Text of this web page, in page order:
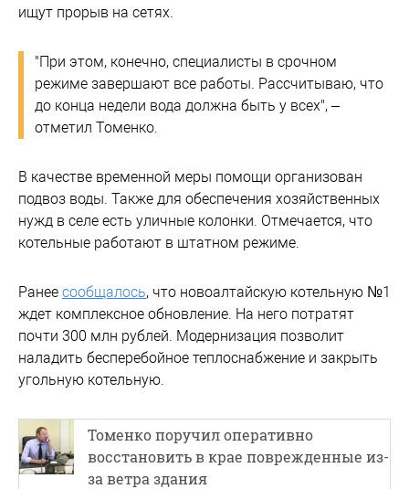
ищут прорыв на сетях.
"При этом, конечно, специалисты в срочном
режиме завершают все работы. Рассчитываю, что
до конца недели вода должна быть у всех", –
отметил Томенко.
В качестве временной меры помощи организован
подвоз воды. Также для обеспечения хозяйственных
нужд в селе есть уличные колонки. Отмечается, что
котельные работают в штатном режиме.
Ранее сообщалось, что новоалтайскую котельную №1
ждет комплексное обновление. На него потратят
почти 300 млн рублей. Модернизация позволит
наладить бесперебойное теплоснабжение и закрыть
угольную котельную.
Томенко поручил оперативно
восстановить в крае поврежденные из-
за ветра здания